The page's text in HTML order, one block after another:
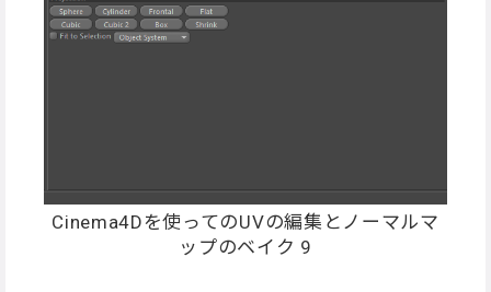
Cinema4Dを使ってのUVの編集とノーマルマ
ップのベイク 9